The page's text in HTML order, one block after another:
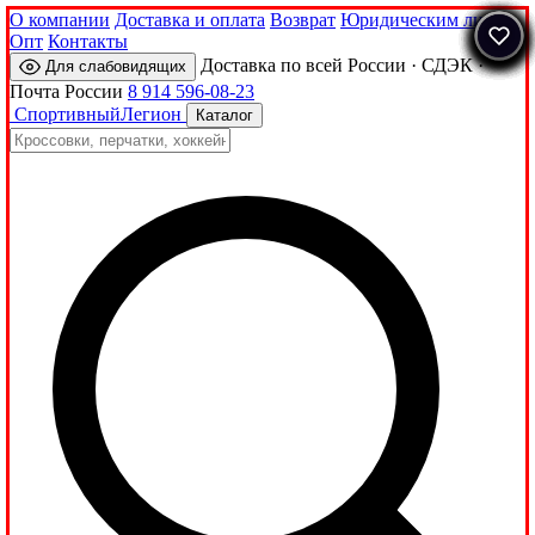
О компании Доставка и оплата Возврат Юридическим лицам
Опт Контакты
Для слабовидящих
Доставка по всей России · СДЭК ·
Почта России 8 914 596-08-23
СпортивныйЛегион Каталог